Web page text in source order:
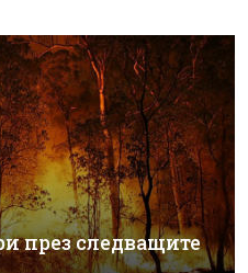
през следващите